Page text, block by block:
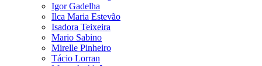
Igor Gadelha
Ilca Maria Estevão
Isadora Teixeira
Mario Sabino
Mirelle Pinheiro
Tácio Lorran